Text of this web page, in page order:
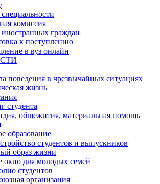
комиссия
граждан
к поступлению
в вуз онлайн
поведения в чрезвычайных ситуациях
жизнь
студента
общежития, материальная помощь
образование
студентов и выпускников
образ жизни
окно для молодых семей
студентов
организация